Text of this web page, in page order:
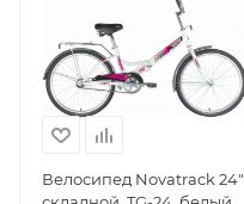
Велосипед Novatrack 24"